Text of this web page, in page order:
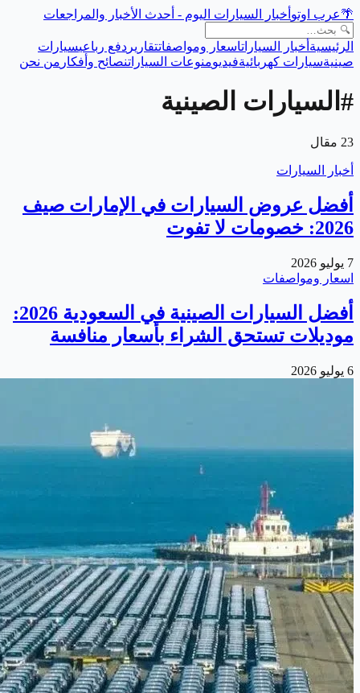
🌴عرب اوتو أخبار السيارات اليوم - أحدث الأخبار والمراجعات
الرئيسية أخبار السياراتاسعار ومواصفاتتقارير دفع رباعيسيارات
صينيةسيارات كهربائيةفيديومنوعات السياراتنصائح وأفكار من نحن
# السيارات الصينية
23 مقال
أخبار السيارات
أفضل عروض السيارات في الإمارات صيف
2026: خصومات لا تفوت
7 يوليو 2026
اسعار ومواصفات
أفضل السيارات الصينية في السعودية 2026:
موديلات تستحق الشراء بأسعار منافسة
6 يوليو 2026